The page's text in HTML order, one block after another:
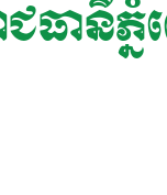
ានីភ្នំ